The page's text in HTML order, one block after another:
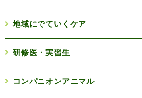
地域にでていくケア
研修医・実習生
コンパニオンアニマル